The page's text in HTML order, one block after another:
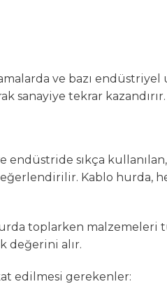
ve bazı
sanayiye tekrar
endüstride sıkça
Kablo hurda,
toplarken malzemeleri
değerini alır.
edilmesi gerekenler: